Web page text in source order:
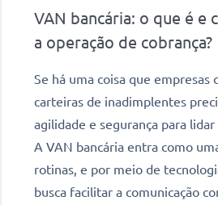
VAN bancária: o que é e
a operação de cobrança?
Se há uma coisa que empresas
carteiras de inadimplentes
agilidade e segurança para lidar
A VAN bancária entra como
rotinas, e por meio de
busca facilitar a comunicação